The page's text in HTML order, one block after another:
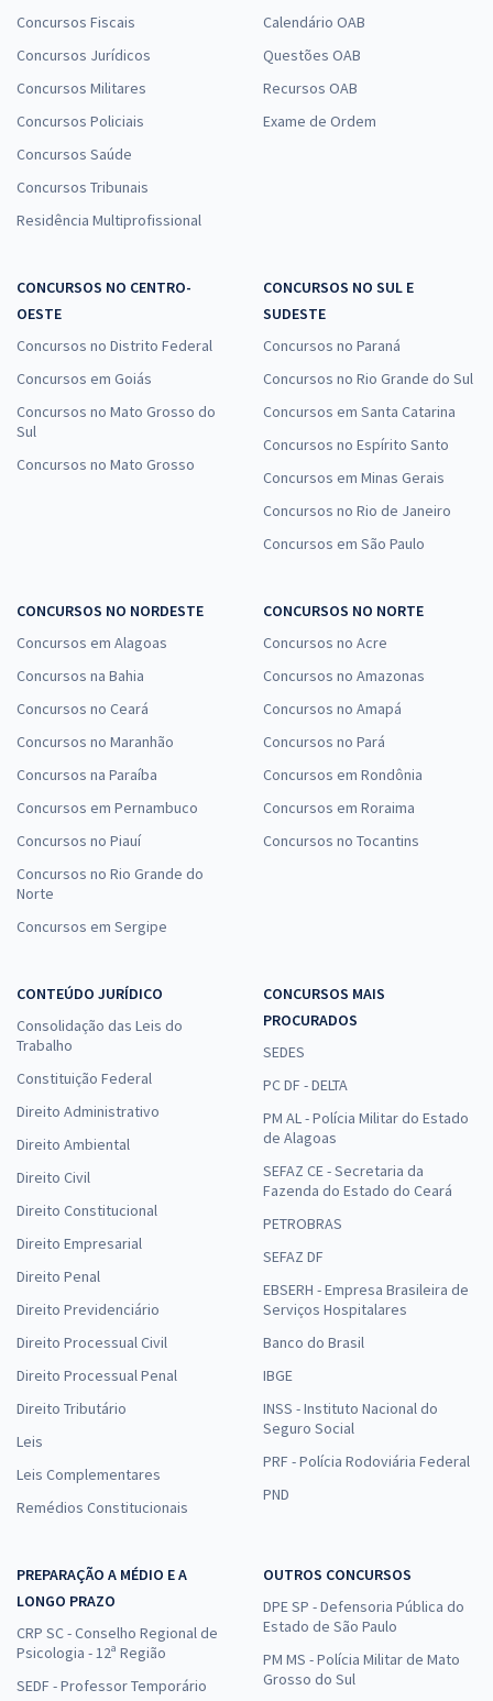
prova, regulamento, características da banca, entre outras
coisas. Sempre que um edital é divulgado, você consegue
acessá-lo diretamente pelo nosso site.
Além disso, é possível acompanhar em nosso site diversas
análises feitas por especialistas sobre os editais divulgados.
preparado para fazer a prova.
As inscrições para os concursos devem ser feitas pelo site
AOCP. É muito importante ficar sempre atento em relação
site, você consegue ficar por dentro desse tipo de
informação.
Instituto AOCP: concursos abertos
que, assim, você não perca nenhuma inscrição. Em nosso site,
é possível saber quais são os concursos abertos e também
AOCP concursos públicos: estude com a nossa
ajuda
Não é segredo para ninguém que para conquistar um bom
resultado em qualquer concurso público, é necessário estudar
para concursos. Ao adquiri-los, você passa a ter acesso a
materiais exclusivos, apostilas disponíveis para download e
videoaulas, tudo para facilitar o seu entendimento.
Todos os módulos são baseados em temas que costumam ser
pedidos pela banca organizado, e as aulas são feitas e
pensadas por profissionais que estão há um bom tempo
cursos, você larga na frente dos seus concorrentes.
Concurso AOCP: conquiste a vaga tão sonhada
Ao conhecer tudo sobre a banca organizadora, você chega
muito mais bem preparado e tranquilo para fazer a prova.
Reserve um tempo todos os dias para poder estudar os
temas propostos no edital e mantenha o foco. Conte com a
ajuda dos nossos cursos e resolva o máximo de questões das
edições anteriores dos concursos daAOCP. Com muita
determinação e estudo, o resultado positivo pode se tornar
realidade.
Concursos Fiscais
Concursos Jurídicos
Concursos Militares
Concursos Policiais
Concursos Saúde
Concursos Tribunais
Residência Multiprofissional
Calendário OAB
Questões OAB
Recursos OAB
Exame de Ordem
CONCURSOS NO CENTRO-
OESTE
Concursos no Distrito Federal
Concursos em Goiás
Concursos no Mato Grosso do
Sul
Concursos no Mato Grosso
CONCURSOS NO SUL E
SUDESTE
Concursos no Paraná
Concursos no Rio Grande do Sul
Concursos em Santa Catarina
Concursos no Espírito Santo
Concursos em Minas Gerais
Concursos no Rio de Janeiro
Concursos em São Paulo
CONCURSOS NO NORDESTE
Concursos em Alagoas
Concursos na Bahia
Concursos no Ceará
Concursos no Maranhão
Concursos na Paraíba
Concursos em Pernambuco
Concursos no Piauí
Concursos no Rio Grande do
Norte
Concursos em Sergipe
CONCURSOS NO NORTE
Concursos no Acre
Concursos no Amazonas
Concursos no Amapá
Concursos no Pará
Concursos em Rondônia
Concursos em Roraima
Concursos no Tocantins
CONTEÚDO JURÍDICO
Consolidação das Leis do
Trabalho
Constituição Federal
Direito Administrativo
Direito Ambiental
Direito Civil
Direito Constitucional
Direito Empresarial
Direito Penal
Direito Previdenciário
Direito Processual Civil
Direito Processual Penal
Direito Tributário
Leis
Leis Complementares
Remédios Constitucionais
CONCURSOS MAIS
PROCURADOS
SEDES
PC DF - DELTA
PM AL - Polícia Militar do Estado
de Alagoas
SEFAZ CE - Secretaria da
Fazenda do Estado do Ceará
PETROBRAS
SEFAZ DF
EBSERH - Empresa Brasileira de
Serviços Hospitalares
Banco do Brasil
IBGE
INSS - Instituto Nacional do
Seguro Social
PRF - Polícia Rodoviária Federal
PND
PREPARAÇÃO A MÉDIO E A
LONGO PRAZO
CRP SC - Conselho Regional de
Psicologia - 12ª Região
SEDF - Professor Temporário
OUTROS CONCURSOS
DPE SP - Defensoria Pública do
Estado de São Paulo
PM MS - Polícia Militar de Mato
Grosso do Sul